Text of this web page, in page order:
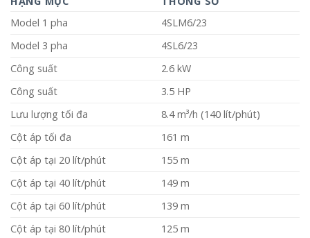
Model 1 pha
4SLM6/23
Model 3 pha
4SL6/23
Công suất
2.6 kW
Công suất
3.5 HP
Lưu lượng tối đa
8.4 m³/h (140 lít/phút)
Cột áp tối đa
161 m
Cột áp tại 20 lít/phút
155 m
Cột áp tại 40 lít/phút
149 m
Cột áp tại 60 lít/phút
139 m
Cột áp tại 80 lít/phút
125 m